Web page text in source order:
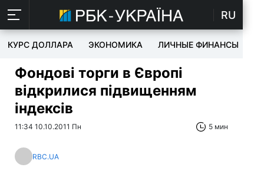
RU
КУРС ДОЛЛАРА ЭКОНОМИКА ЛИЧНЫЕ ФИНАНСЫ
Фондові торги в Європі
відкрилися підвищенням
індексів
11:34 10.10.2011 Пн 5 мин
RBC.UA